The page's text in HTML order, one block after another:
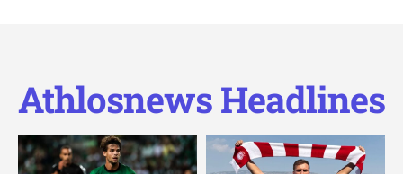
Athlosnews Headlines